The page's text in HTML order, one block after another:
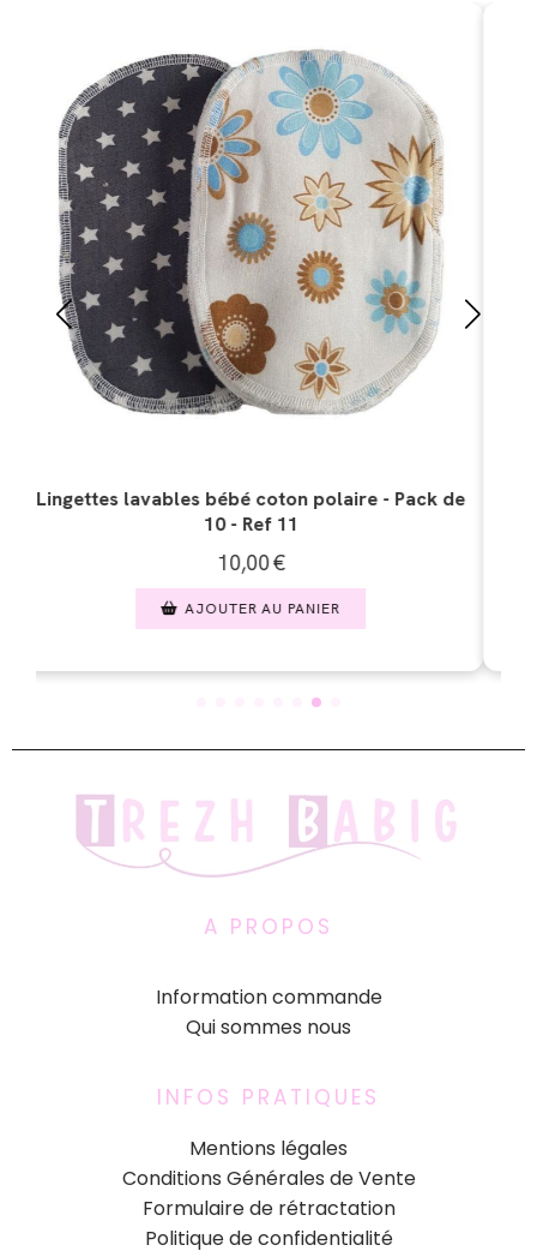
Lingettes lavables bébé microfibre - Pack de 10
8,50€
AJOUTER AU PANIER
A PROPOS
Information commande
Qui sommes nous
INFOS PRATIQUES
Mentions légales
Conditions Générales de Vente
Formulaire de rétractation
Politique de confidentialité